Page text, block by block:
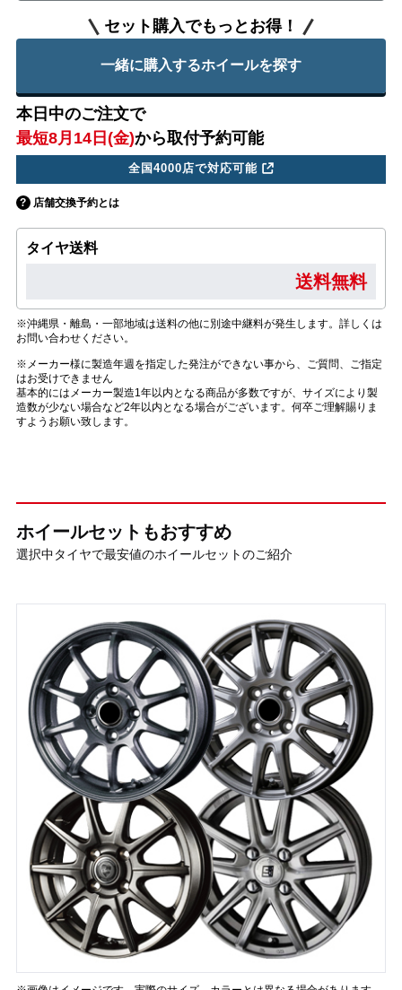
セット購入でもっとお得！
一緒に購入するホイールを探す
本日中のご注文で
最短8月14日(金)から取付予約可能
全国4000店で対応可能
店舗交換予約とは
タイヤ送料
送料無料
※沖縄県・離島・一部地域は送料の他に別途中継料が発生します。詳しくは
お問い合わせください。
※メーカー様に製造年週を指定した発注ができない事から、ご質問、ご指定
はお受けできません
基本的にはメーカー製造1年以内となる商品が多数ですが、サイズにより製
造数が少ない場合など2年以内となる場合がございます。何卒ご理解賜りま
すようお願い致します。
ホイールセットもおすすめ
選択中タイヤで最安値のホイールセットのご紹介